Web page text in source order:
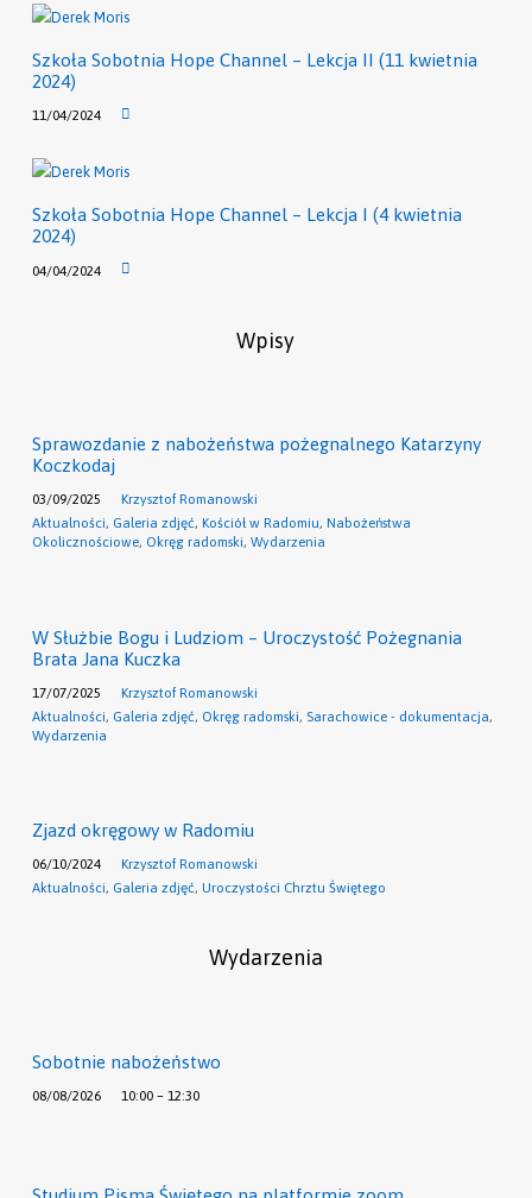
Szkoła Sobotnia Hope Channel – Lekcja II (11 kwietnia
2024)
11/04/2024
Szkoła Sobotnia Hope Channel – Lekcja I (4 kwietnia
2024)
04/04/2024
Wpisy
Sprawozdanie z nabożeństwa pożegnalnego Katarzyny
Koczkodaj
03/09/2025
Krzysztof Romanowski
Aktualności, Galeria zdjęć, Kościół w Radomiu, Nabożeństwa
Okolicznościowe, Okręg radomski, Wydarzenia
W Służbie Bogu i Ludziom – Uroczystość Pożegnania
Brata Jana Kuczka
17/07/2025
Krzysztof Romanowski
Aktualności, Galeria zdjęć, Okręg radomski, Sarachowice - dokumentacja,
Wydarzenia
Zjazd okręgowy w Radomiu
06/10/2024
Krzysztof Romanowski
Aktualności, Galeria zdjęć, Uroczystości Chrztu Świętego
Wydarzenia
Sobotnie nabożeństwo
08/08/2026 10:00 – 12:30